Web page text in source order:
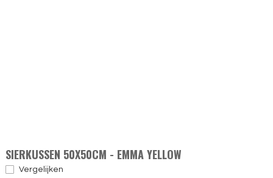
SIERKUSSEN 50X50CM - EMMA YELLOW
Vergelijken